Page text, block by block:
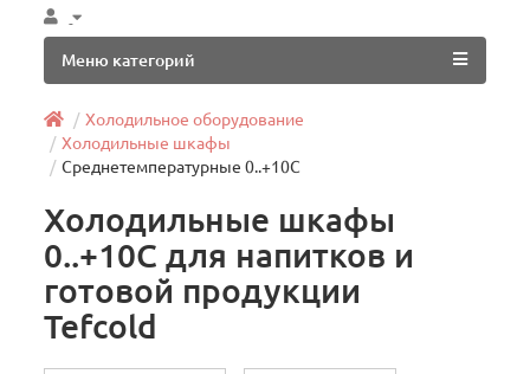
Меню категорий
Холодильное оборудование
Холодильные шкафы
Среднетемпературные 0..+10C
Холодильные шкафы
0..+10C для напитков и
готовой продукции
Tefcold